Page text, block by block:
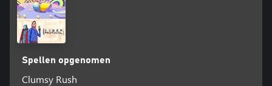
Spellen opgenomen
Clumsy Rush